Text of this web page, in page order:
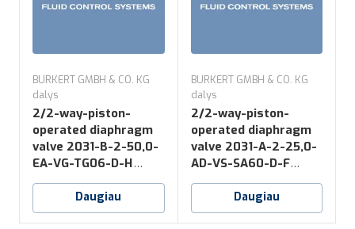
BURKERT GMBH & CO. KG
dalys
2/2-way-piston-
operated diaphragm
valve 2031-B-2-50,0-
EA-VG-TG06-D-H
*NO16
Daugiau
BURKERT GMBH & CO. KG
dalys
2/2-way-piston-
operated diaphragm
valve 2031-A-2-25,0-
AD-VS-SA60-D-F
*NK52+NO14
Daugiau